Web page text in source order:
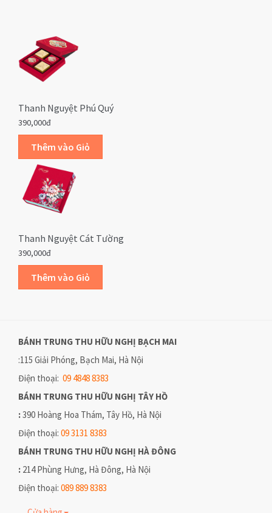
Thanh Nguyệt Phú Quý
390,000đ
Thanh Nguyệt Cát Tường
390,000đ
BÁNH TRUNG THU HỮU NGHỊ BẠCH MAI
:115 Giải Phóng, Bạch Mai, Hà Nội
Điện thoại: 09 4848 8383
BÁNH TRUNG THU HỮU NGHỊ TÂY HỒ
:390 Hoàng Hoa Thám, Tây Hồ, Hà Nội
Điện thoại: 09 3131 8383
BÁNH TRUNG THU HỮU NGHỊ HÀ ĐÔNG
: 214 Phùng Hưng, Hà Đông, Hà Nội
Điện thoại: 089 889 8383